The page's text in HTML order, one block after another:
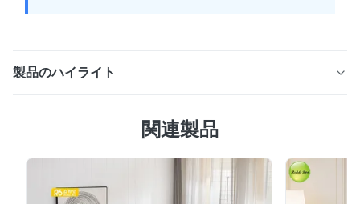
製品のハイライト
1801型 適用する リビング 寝室 ホテル 産地 ヒュイショ
供給能力 月500個 モデル番号 1801 FOB 配達時間 30~45
日 スタイル 部分的なソファ EXW アメリカ 配達時間 4~7
関連製品